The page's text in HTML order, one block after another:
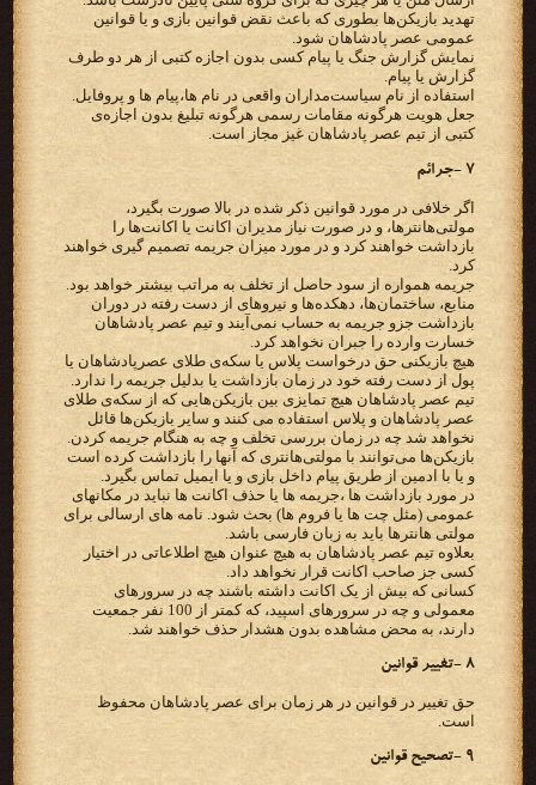
تهدید بازیکن‌ها بطوری که باعث نقض قوانین بازی و یا قوانین
عمومی عصر پادشاهان شود.
نمایش گزارش جنگ یا پیام کسی بدون اجازه کتبی از هر دو طرف
گزارش یا پیام.
استفاده از نام سیاست‌مداران واقعی در نام ها،پیام ها و پروفایل.
جعل هویت هرگونه مقامات رسمی هرگونه تبلیغ بدون اجازه‌ی
کتبی از تیم عصر پادشاهان غیز مجاز است.
۷ -جرائم
اگر خلافی در مورد قوانین ذکر شده در بالا صورت بگیرد،
مولتی‌هانترها، و در صورت نیاز مدیران اکانت یا اکانت‌ها را
بازداشت خواهند کرد و در مورد میزان جریمه تصمیم گیری خواهند
کرد.
جریمه همواره از سود حاصل از تخلف به مراتب بیشتر خواهد بود.
منابع، ساختمان‌ها، دهکده‌ها و نیروهای از دست رفته در دوران
بازداشت جزو جریمه به حساب نمی‌آیند و تیم عصر پادشاهان
خسارت وارده را جبران نخواهد کرد.
هیچ بازیکنی حق درخواست پلاس یا سکه‌ی طلای عصرپادشاهان یا
پول از دست رفته خود در زمان بازداشت یا بدلیل جریمه را ندارد.
تیم عصر پادشاهان هیچ تمایزی بین بازیکن‌هایی که از سکه‌ی طلای
عصر پادشاهان و پلاس استفاده می کنند و سایر بازیکن‌ها قائل
نخواهد شد چه در زمان بررسی تخلف و چه به هنگام جریمه کردن.
بازیکن‌ها می‌توانند با مولتی‌هانتری که آنها را بازداشت کرده است
و یا با ادمین از طریق پیام داخل بازی و یا ایمیل تماس بگیرد.
در مورد بازداشت ها ،جریمه ها یا حذف اکانت ها نباید در مکانهای
عمومی (مثل چت ها یا فروم ها) بحث شود. نامه های ارسالی برای
مولتی هانترها باید به زبان فارسی باشد.
بعلاوه تیم عصر پادشاهان به هیچ عنوان هیچ اطلاعاتی در اختیار
کسی جز صاحب اکانت قرار نخواهد داد.
کسانی که بیش از یک اکانت داشته باشند چه در سرورهای
معمولی و چه در سرورهای اسپید، که کمتر از 100 نفر جمعیت
دارند، به محض مشاهده بدون هشدار حذف خواهند شد.
۸ -تغییر قوانین
حق تغییر در قوانین در هر زمان برای عصر پادشاهان محفوظ
است.
۹ -تصحیح قوانین